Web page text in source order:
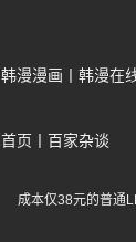
韩漫漫画 韩漫在
首页 百家杂谈
成本仅38元的普通